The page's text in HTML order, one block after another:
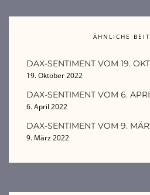
ÄHNLICHE
DAX-SENTIMENT VOM 19.
19. Oktober 2022
DAX-SENTIMENT VOM 6.
6. April 2022
DAX-SENTIMENT VOM 9.
9. März 2022